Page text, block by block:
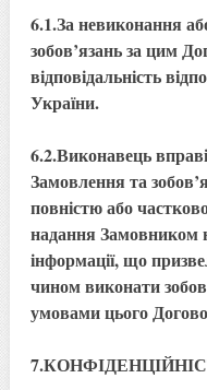
6.1.За невиконання
зобов’язань за цим
відповідальність
України.
6.2.Виконавець
Замовлення та
повністю або
надання Замовником
інформації, що
чином виконати
умовами цього